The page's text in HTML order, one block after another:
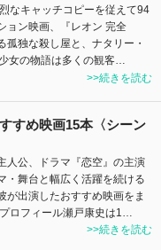
なキャッチコピーを従えて94
ョン映画、『レオン 完全
孤独な殺し屋と、ナタリー・
女の物語は多くの観客…
>>続きを読む
すめ映画15本〈シーン
人公、ドラマ『恋空』の主演
・舞台と幅広く活躍を続ける
が出演したおすすめ映画をま
ロフィール瀬戸康史は1…
>>続きを読む